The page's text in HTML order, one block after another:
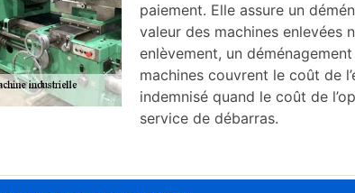
paiement. Elle assure un
valeur des machines enlevées
enlèvement, un
machines couvrent le coût de
indemnisé quand le coût de
service de débarras.